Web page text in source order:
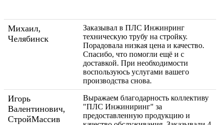
Михаил,
Челябинск
Заказывал в ПЛС Инжинринг
техническую трубу на стройку.
Порадовала низкая цена и качество.
Спасибо, что помогли ещё и с
доставкой. При необходимости
воспользуюсь услугами вашего
производства снова.
Игорь
Валентинович,
СтройМассив
Выражаем благодарность коллективу
"ПЛС Инжиниринг" за
предоставленную продукцию и